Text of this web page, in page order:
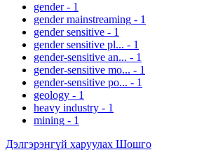
gender - 1
gender mainstreaming - 1
gender sensitive - 1
gender sensitive pl... - 1
gender-sensitive an... - 1
gender-sensitive mo... - 1
gender-sensitive po... - 1
geology - 1
heavy industry - 1
mining - 1
Дэлгэрэнгүй харуулах Шошго